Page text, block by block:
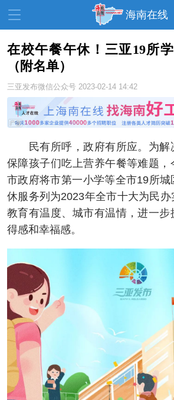
海南在线
资讯中心
文体 消费
教育 健康 房产
家装 交通 美食
生活 演出 活动
展会 走读海南 周末去哪儿
人才在线 天涯企服
在校午餐午休！三亚19所
（附名单）
三亚发布微信公众号 2023-02-14 14:42
民有所呼，政府有所应。为解
保障孩子们吃上营养午餐等难题，
市政府将市第一小学等全市19所
休服务列为2023年全市十大为民
教育有温度、城市有温情，进一
得感和幸福感。